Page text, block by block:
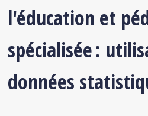
l'éducation et
spécialisée :
données